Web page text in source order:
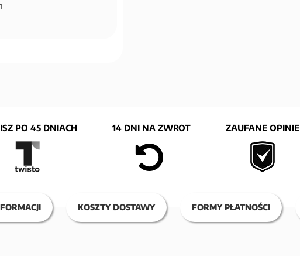
PO 45 DNIACH 14 DNI NA ZWROT ZAUFANE OPINIE
KOSZTY DOSTAWY FORMY PŁATNOŚCI